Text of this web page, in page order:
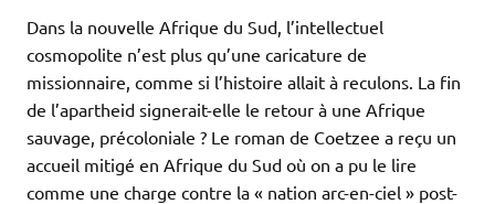
Dans la nouvelle Afrique du Sud, l’intellectuel
cosmopolite n’est plus qu’une caricature de
missionnaire, comme si l’histoire allait à reculons. La fin
de l’apartheid signerait-elle le retour à une Afrique
sauvage, précoloniale ? Le roman de Coetzee a reçu un
accueil mitigé en Afrique du Sud où on a pu le lire
comme une charge contre la « nation arc-en-ciel » post-